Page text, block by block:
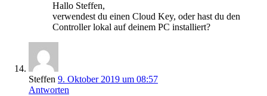
Hallo Steffen,
verwendest du einen Cloud Key, oder hast du den
Controller lokal auf deinem PC installiert?
Steffen 9. Oktober 2019 um 08:57
Antworten